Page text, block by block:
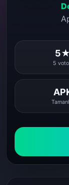
5★
5